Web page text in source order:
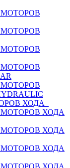
ХОДА
ХОДА
ХОДА
ХОДА
ХОДА